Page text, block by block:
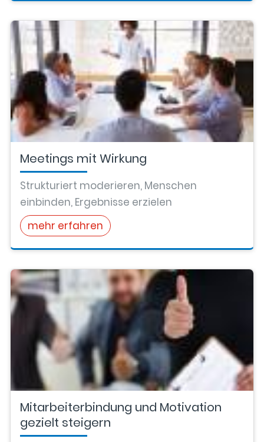
Meetings mit Wirkung
Strukturiert moderieren, Menschen
einbinden, Ergebnisse erzielen
mehr erfahren
Mitarbeiterbindung und Motivation
gezielt steigern